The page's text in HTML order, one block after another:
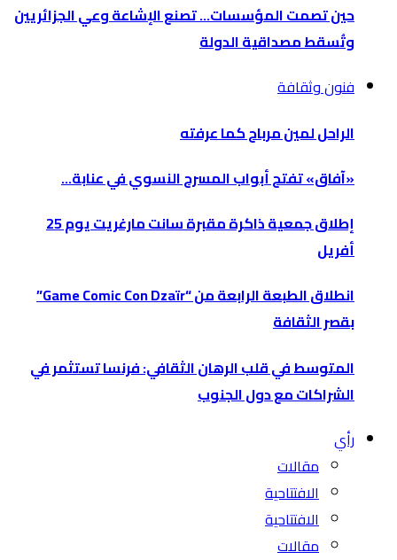
حين تصمت المؤسسات… تصنع الإشاعة وعي الجزائريين
وتُسقط مصداقية الدولة
فنون وثقافة
الراحل لمين مرباح كما عرفته
«آفاق» تفتح أبواب المسرح النسوي في عنابة…
إطلاق جمعية ذاكرة مقبرة سانت مارغريت يوم 25
أفريل
انطلاق الطبعة الرابعة من “Game Comic Con Dzaïr”
بقصر الثقافة
المتوسط في قلب الرهان الثقافي: فرنسا تستثمر في
الشراكات مع دول الجنوب
رأي
مقالات
الافتتاحية
الافتتاحية
مقالات